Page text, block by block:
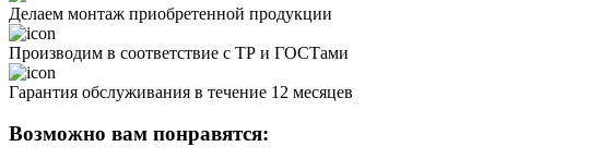
Делаем монтаж приобретенной продукции
Производим в соответствие с ТР и ГОСТами
Гарантия обслуживания в течение 12 месяцев
Возможно вам понравятся: